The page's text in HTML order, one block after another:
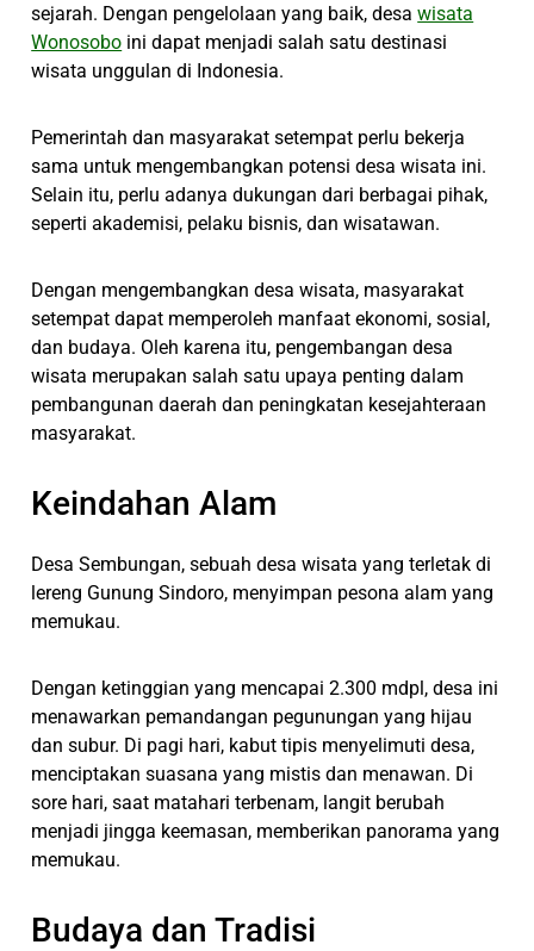
sejarah. Dengan pengelolaan yang baik, desawisata
Wonosobo ini dapat menjadi salah satu destinasi
wisata unggulan di Indonesia.
Pemerintah dan masyarakat setempat perlu bekerja
sama untuk mengembangkan potensi desa wisata ini.
Selain itu, perlu adanya dukungan dari berbagai pihak,
seperti akademisi, pelaku bisnis, dan wisatawan.
Dengan mengembangkan desa wisata, masyarakat
setempat dapat memperoleh manfaat ekonomi, sosial,
dan budaya. Oleh karena itu, pengembangan desa
wisata merupakan salah satu upaya penting dalam
pembangunan daerah dan peningkatan kesejahteraan
masyarakat.
Keindahan Alam
Desa Sembungan, sebuah desa wisata yang terletak di
lereng Gunung Sindoro, menyimpan pesona alam yang
memukau.
Dengan ketinggian yang mencapai 2.300 mdpl, desa ini
menawarkan pemandangan pegunungan yang hijau
dan subur. Di pagi hari, kabut tipis menyelimuti desa,
menciptakan suasana yang mistis dan menawan. Di
sore hari, saat matahari terbenam, langit berubah
menjadi jingga keemasan, memberikan panorama yang
memukau.
Budaya dan Tradisi